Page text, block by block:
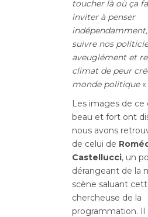
toucher là où ça
inviter à penser
suivre nos
aveuglément et
climat de peur
monde politique«
Les images de ce
beau et fort ont
nous avons
de celui de
Castellucci, un
dérangeant de la
scène saluant
chercheuse de la
programmation. Il